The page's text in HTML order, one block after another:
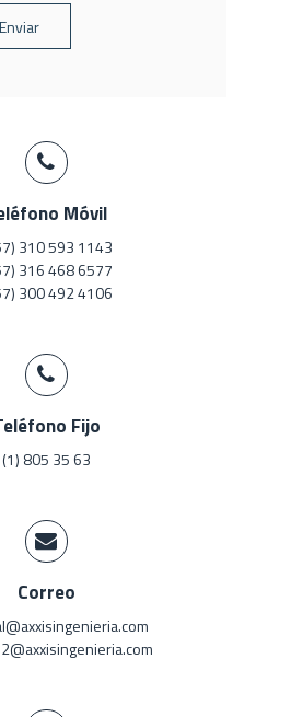
Móvil
310 593 1143
316 468 6577
300 492 4106
Fijo
(1) 805 35 63
Correo